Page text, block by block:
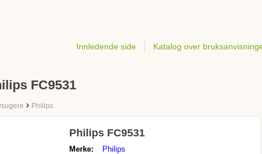
Innledende side Katalog over
FC9531
› Philips
Philips FC9531
Merke:
Philips